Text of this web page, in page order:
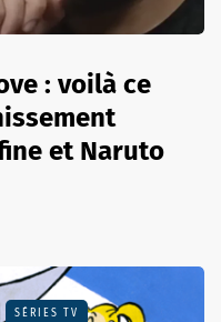
: voilà ce
et Naruto
SÉRIES TV